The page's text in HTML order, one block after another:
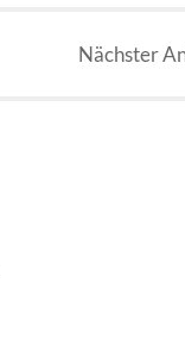
Nächster